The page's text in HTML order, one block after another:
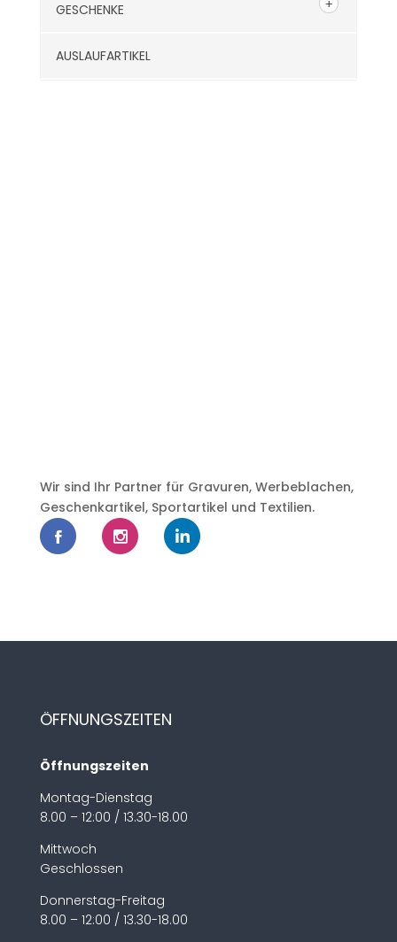
GESCHENKE
AUSLAUFARTIKEL
Wir sind Ihr Partner für Gravuren, Werbeblachen,
Geschenkartikel, Sportartikel und Textilien.
ÖFFNUNGSZEITEN
Öffnungszeiten
Montag-Dienstag
8.00 – 12:00 / 13.30-18.00
Mittwoch
Geschlossen
Donnerstag-Freitag
8.00 – 12:00 / 13.30-18.00